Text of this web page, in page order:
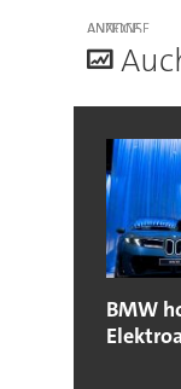
ANZEIGE
A
BMW